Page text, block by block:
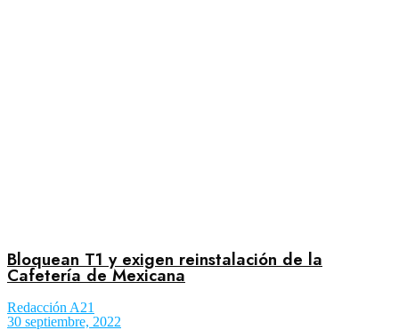
Bloquean T1 y exigen reinstalación de la
Cafetería de Mexicana
Redacción A21
30 septiembre, 2022